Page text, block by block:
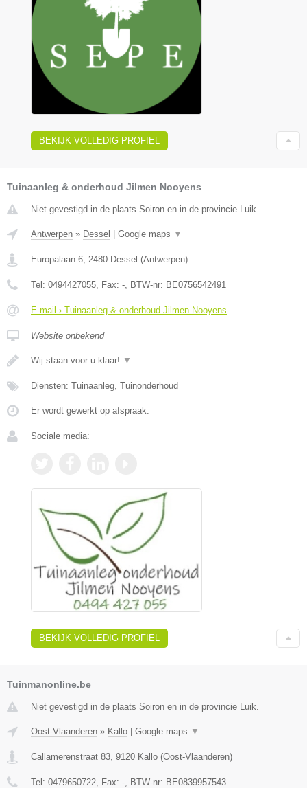
BEKIJK VOLLEDIG PROFIEL
Tuinaanleg & onderhoud Jilmen Nooyens
Niet gevestigd in de plaats Soiron en in de provincie Luik.
Antwerpen » Dessel Google maps ▼
Europalaan 6, 2480 Dessel (Antwerpen)
Tel: 0494427055, Fax: -, BTW-nr: BE0756542491
E-mail › Tuinaanleg & onderhoud Jilmen Nooyens
Website onbekend
Wij staan voor u klaar! ▼
Diensten: Tuinaanleg, Tuinonderhoud
Er wordt gewerkt op afspraak.
Sociale media:
BEKIJK VOLLEDIG PROFIEL
Tuinmanonline.be
Niet gevestigd in de plaats Soiron en in de provincie Luik.
Oost-Vlaanderen » Kallo Google maps ▼
Callamerenstraat 83 9120 Kallo (Oost-Vlaanderen)
Tel: 0479650722 , Fax: - , BTW-nr: BE0839957543